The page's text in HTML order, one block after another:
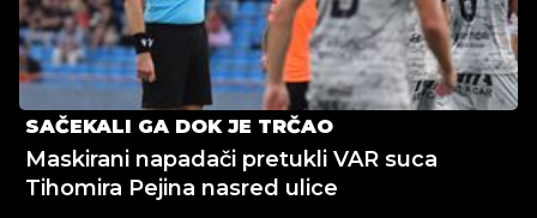
SAČEKALI GA DOK JE TRČAO
Maskirani napadači pretukli VAR suca
Tihomira Pejina nasred ulice